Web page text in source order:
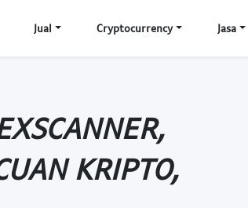
Jual Cryptocurrency Jasa
KRIPTO,